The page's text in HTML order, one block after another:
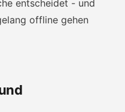
entscheidet - und
offline gehen